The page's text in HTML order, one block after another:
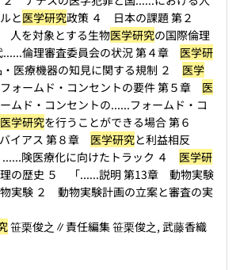
と医学研究政策 ４ 日本の課題 第２
人を対象とする生物医学研究の国際倫理
...倫理審査委員会の状況 第４章 医学研
医療機器の知見に関する規制 ２ 医学
ォームド・コンセントの要件 第５章 医
ムド・コンセントの......フォームド・コ
医学研究を行うことができる場合 第６
イアス 第８章 医学研究と利益相反
...険医療化に向けたトラック ４ 医学研
の歴史 ５ 「......説明 第13章 動物実験
実験 ２ 動物実験計画の立案と審査の実
笹栗俊之∥責任編集 笹栗俊之, 武藤香織